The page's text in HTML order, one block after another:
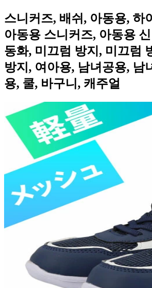
스니커즈, 배쉬, 아동용, 하
아동용 스니커즈, 아동용
동화, 미끄럼 방지, 미끄럼
방지, 여아용, 남녀공용, 남
용, 쿨, 바구니, 캐주얼